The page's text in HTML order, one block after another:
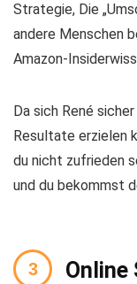
Strategie, Die
andere Menschen
Amazon-
Da sich René
Resultate erzielen
du nicht zufrieden
und du bekommst
Online